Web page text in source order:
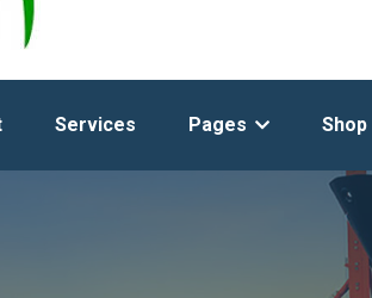
Services Pages Shop